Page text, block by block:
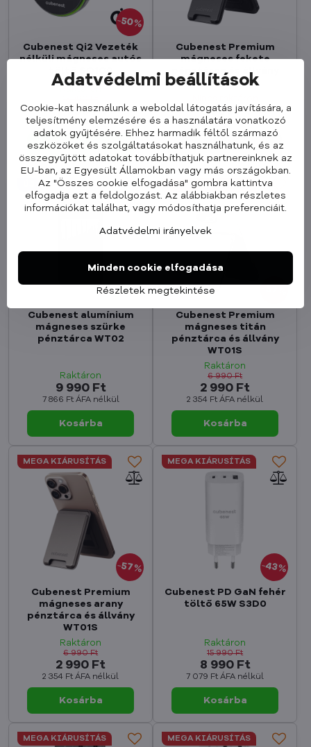
50%
Cubenest Qi2 Vezeték
nélküli mágneses autós
töltő SQ1C0
7 790 Ft
6 134 FtÁFA nélkül
Kosárba
Cubenest Premium
mágneses fekete
pénztárca és állvány
WT01S
6 990 Ft
5 504 FtÁFA nélkül
Cubenest alumínium
mágneses szürke
pénztárca WT02
Raktáron
9 990 Ft
7 866 Ft ÁFA nélkül
Kosárba
MEGA KIÁRUSÍTÁS
Cubenest Premium
mágneses titán
pénztárca és állvány
WT01S
Raktáron
2 990 Ft
2 354 Ft ÁFA nélkül
6 990 Ft
Kosárba
57%
MEGA KIÁRUSÍTÁS
Cubenest Premium
mágneses arany
pénztárca és állvány
WT01S
Raktáron
2 990 Ft
2 354 Ft ÁFA nélkül
6 990 Ft
Kosárba
43%
MEGA KIÁRUSÍTÁS
Cubenest PD GaN fehér
töltő 65W S3D0
Raktáron
8 990 Ft
7 079 Ft ÁFA nélkül
15 990 Ft
Kosárba
MEGA KIÁRUSÍTÁS MEGA KIÁRUSÍTÁS
Adatvédelmi beállítások
Cookie-kat használunk a weboldal látogatás javítására, a
teljesítmény elemzésére és a használatára vonatkozó
adatok gyűjtésére. Ehhez harmadik féltől származó
eszközöket és szolgáltatásokat használhatunk, és az
összegyűjtött adatokat továbbíthatjuk partnereinknek az
EU-ban, az Egyesült Államokban vagy más országokban.
Az "Összes cookie elfogadása" gombra kattintva
elfogadja ezt a feldolgozást. Az alábbiakban részletes
információkat találhat, vagy módosíthatja preferenciáit.
Adatvédelmi irányelvek
Részletek megtekintése
Minden cookie elfogadása